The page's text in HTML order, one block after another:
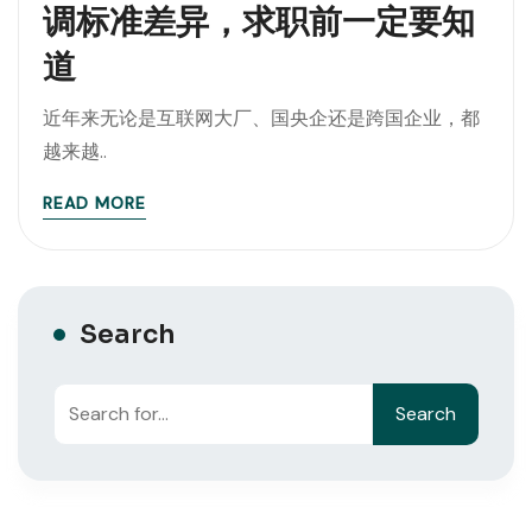
调标准差异，求职前一定要知
道
近年来无论是互联网大厂、国央企还是跨国企业，都
越来越..
READ MORE
Search
Search